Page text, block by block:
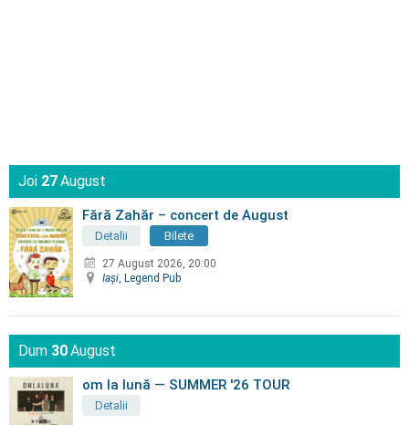
Joi 27August
Fără Zahăr – concert de August
Detalii Bilete
27 August 2026, 20:00
Iaşi , Legend Pub
Dum 30August
om la lună — ​SUMMER '26 TOUR
Detalii